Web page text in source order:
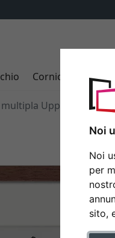
Noi
Noi
per
sito,
Cornici su misura
Uppsala per 2